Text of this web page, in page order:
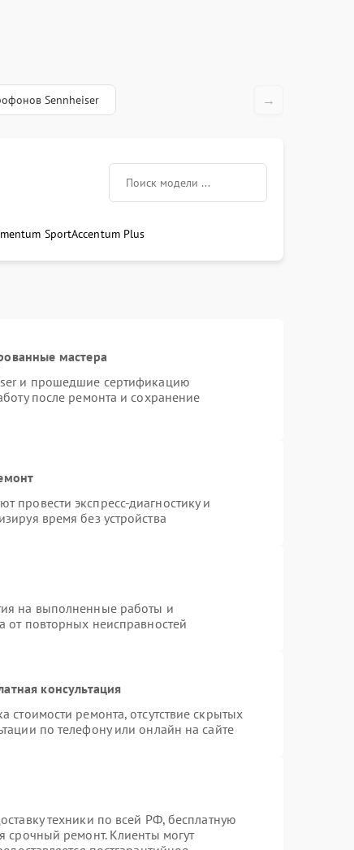
Sennheiser →
SportAccentum Plus
мастера
и прошедшие сертификацию
после ремонта и сохранение
провести экспресс-диагностику и
время без устройства
на выполненные работы и
от повторных неисправностей
консультация
стоимости ремонта, отсутствие скрытых
по телефону или онлайн на сайте
техники по всей РФ, бесплатную
срочный ремонт. Клиенты могут